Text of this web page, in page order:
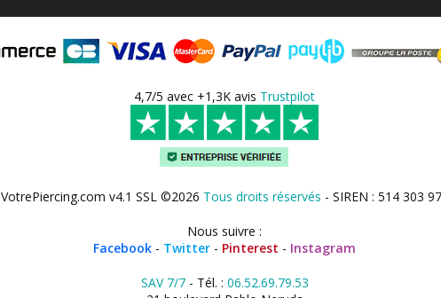
4,7/5 avec +1,3K avis Trustpilot
VotrePiercing.com v4.1 SSL ©2026 Tous droits réservés - SIREN : 514 303
Nous suivre :
Facebook - Twitter - Pinterest - Instagram
SAV 7/7- Tél. : 06.52.69.79.53